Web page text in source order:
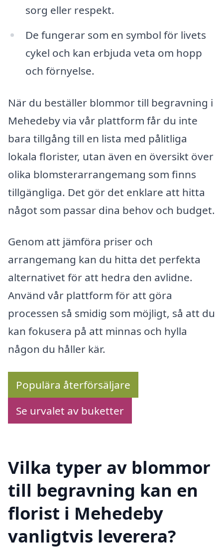
sorg eller respekt.
De fungerar som en symbol för livets
cykel och kan erbjuda veta om hopp
och förnyelse.
När du beställer blommor till begravning i
Mehedeby via vår plattform får du inte
bara tillgång till en lista med pålitliga
lokala florister, utan även en översikt över
olika blomsterarrangemang som finns
tillgängliga. Det gör det enklare att hitta
något som passar dina behov och budget.
Genom att jämföra priser och
arrangemang kan du hitta det perfekta
alternativet för att hedra den avlidne.
Använd vår plattform för att göra
processen så smidig som möjligt, så att du
kan fokusera på att minnas och hylla
någon du håller kär.
Populära återförsäljare
Se urvalet av buketter
Vilka typer av blommor
till begravning kan en
florist i Mehedeby
vanligtvis leverera?